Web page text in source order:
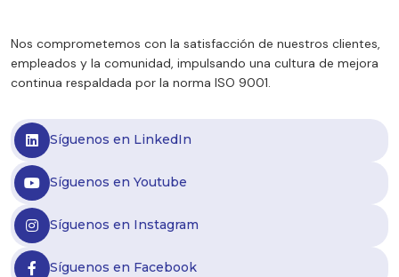
Nos comprometemos con la satisfacción de nuestros clientes,
empleados y la comunidad, impulsando una cultura de mejora
continua respaldada por la norma ISO 9001.
Síguenos en LinkedIn
Síguenos en Youtube
Síguenos en Instagram
Síguenos en Facebook